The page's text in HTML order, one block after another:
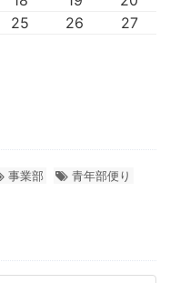
25 26
27
事業部 青年部便り